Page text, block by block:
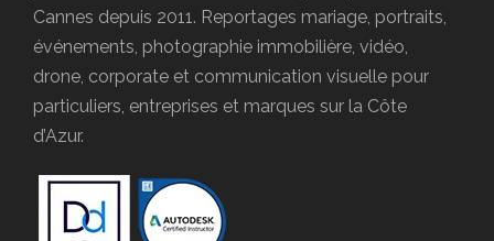
Cannes depuis 2011. Reportages mariage, portraits,
événements, photographie immobilière, vidéo,
drone, corporate et communication visuelle pour
particuliers, entreprises et marques sur la Côte
d’Azur.